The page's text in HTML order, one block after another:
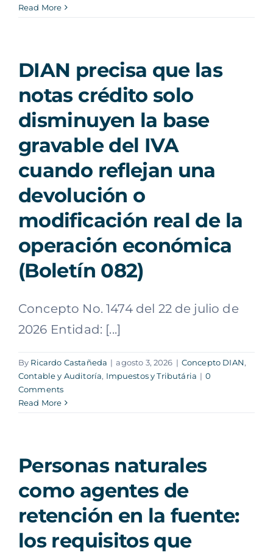
Read More
DIAN precisa que las
notas crédito solo
disminuyen la base
gravable del IVA
cuando reflejan una
devolución o
modificación real de la
operación económica
(Boletín 082)
Concepto No. 1474 del 22 de julio de
2026 Entidad: [...]
By Ricardo Castañeda | agosto 3, 2026 | Concepto DIAN,
Contable y Auditoría, Impuestos y Tributária | 0
Comments
Read More
Personas naturales
como agentes de
retención en la fuente:
los requisitos que